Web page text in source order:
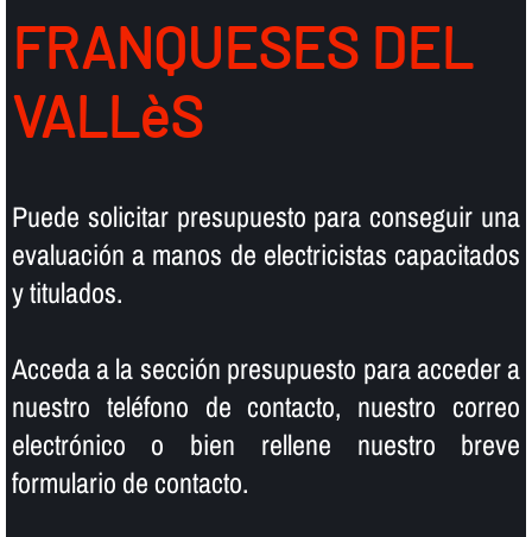
FRANQUESES DEL
VALLèS
Puede solicitar presupuesto para conseguir una
evaluación a manos de electricistas capacitados
y titulados.
Acceda a la sección presupuesto para acceder a
nuestro teléfono de contacto, nuestro correo
electrónico o bien rellene nuestro breve
formulario de contacto.